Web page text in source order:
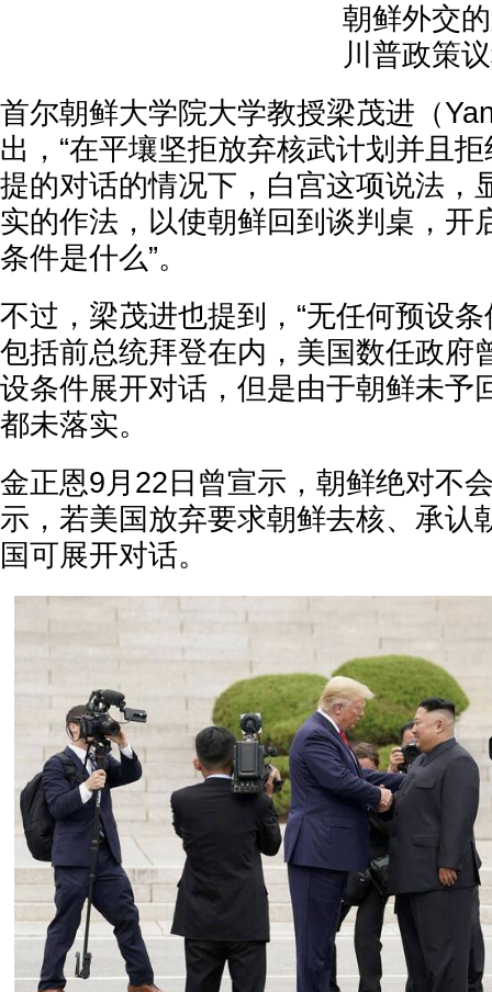
朝鲜外交
川普政策
首尔朝鲜大学院大学教授梁茂进（
出，“在平壤坚拒放弃核武计划并且
提的对话的情况下，白宫这项说法，
实的作法，以使朝鲜回到谈判桌，开
条件是什么”。
不过，梁茂进也提到，“无任何预设
包括前总统拜登在内，美国数任政府
设条件展开对话，但是由于朝鲜未予
都未落实。
金正恩9月22日曾宣示，朝鲜绝对不
示，若美国放弃要求朝鲜去核、承认
国可展开对话。